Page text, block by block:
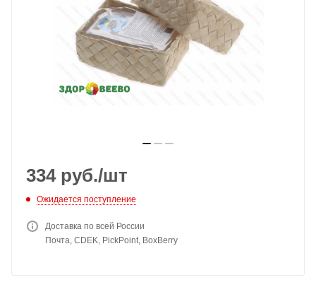
334руб./шт
Ожидается поступление
Доставка по всей России
Почта, CDEK, PickPoint, BoxBerry